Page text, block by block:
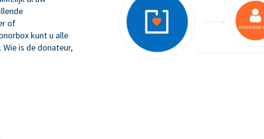
of
kunt u alle
is de donateur,